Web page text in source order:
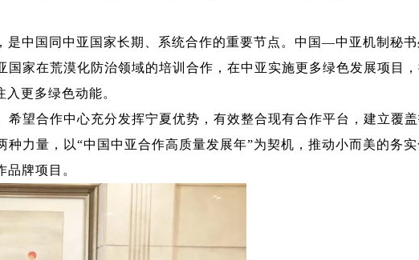
中国同中亚国家长期、系统合作的重要节点。中国—中亚机制秘
家在荒漠化防治领域的培训合作，在中亚实施更多绿色发展项目
更多绿色动能。
望合作中心充分发挥宁夏优势，有效整合现有合作平台，建立覆
力量，以“中国中亚合作高质量发展年”为契机，推动小而美的务
牌项目。